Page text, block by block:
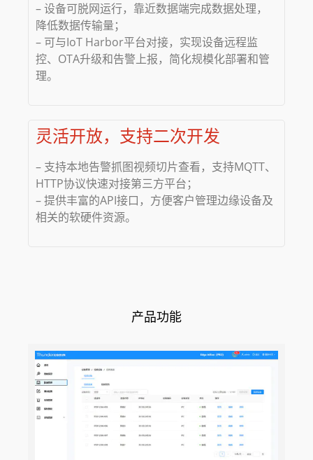
– 设备可脱网运行，靠近数据端完成数据处理，
降低数据传输量；
– 可与IoT Harbor平台对接，实现设备远程监
控、OTA升级和告警上报，简化规模化部署和管
理。
灵活开放，支持二次开发
– 支持本地告警抓图视频切片查看，支持MQTT、
HTTP协议快速对接第三方平台；
– 提供丰富的API接口，方便客户管理边缘设备及
相关的软硬件资源。
产品功能